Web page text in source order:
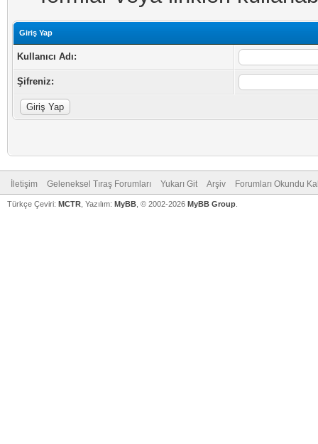
Giriş Yap
Kullanıcı Adı:
Şifreniz:
İletişim Geleneksel Tıraş Forumları Yukarı Git Arşiv Forumları Okundu
Türkçe Çeviri: MCTR , Yazılım: MyBB , © 2002-2026 MyBB Group